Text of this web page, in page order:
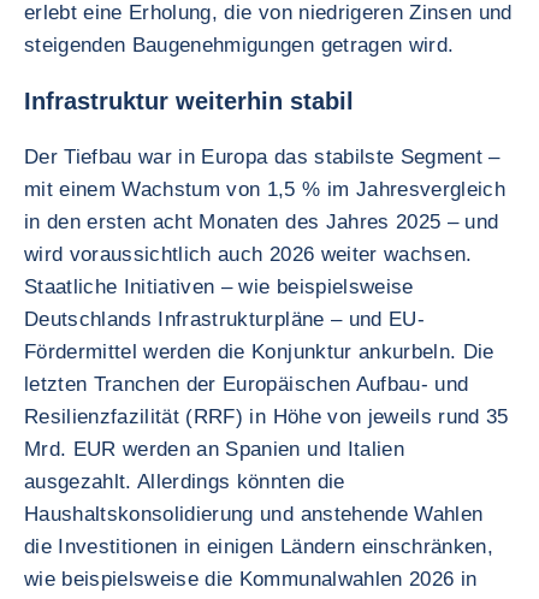
erlebt eine Erholung, die von niedrigeren Zinsen und
steigenden Baugenehmigungen getragen wird.
Infrastruktur weiterhin stabil
Der Tiefbau war in Europa das stabilste Segment –
mit einem Wachstum von 1,5 % im Jahresvergleich
in den ersten acht Monaten des Jahres 2025 – und
wird voraussichtlich auch 2026 weiter wachsen.
Staatliche Initiativen – wie beispielsweise
Deutschlands Infrastrukturpläne – und EU-
Fördermittel werden die Konjunktur ankurbeln. Die
letzten Tranchen der Europäischen Aufbau- und
Resilienzfazilität (RRF) in Höhe von jeweils rund 35
Mrd. EUR werden an Spanien und Italien
ausgezahlt. Allerdings könnten die
Haushaltskonsolidierung und anstehende Wahlen
die Investitionen in einigen Ländern einschränken,
wie beispielsweise die Kommunalwahlen 2026 in